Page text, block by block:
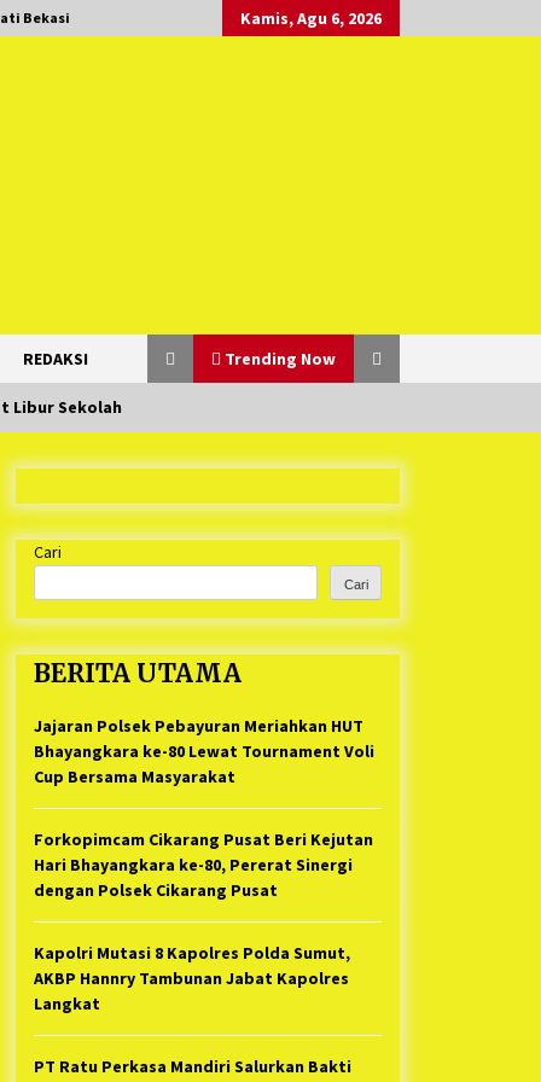
Bekasi Kamis, Agu 6, 2026
REDAKSI Trending Now
Tak Dapat Fasilitas yang Sesuai,
Para Peserta Retret Aparatur Desa
Sebelum Waktunya
1 tahun ago
Indonesia Gilang Bayu Nugraha,
S.H, Ucapkan Terimakasih Atas
Support Camat Kedungwaringin
Memberikan Logistik Ke Posko
1 tahun ago
Jelang Ramadhan, Kecamatan
Cikarang Pusat Gelar STQ ke-VII
1 tahun ago
Libur Sekolah
Cari
Cari
BERITA UTAMA
Jajaran Polsek Pebayuran Meriahkan HUT
Bhayangkara ke-80 Lewat Tournament Voli
Cup Bersama Masyarakat
Forkopimcam Cikarang Pusat Beri Kejutan
Hari Bhayangkara ke-80, Pererat Sinergi
dengan Polsek Cikarang Pusat
Kapolri Mutasi 8 Kapolres Polda Sumut,
AKBP Hannry Tambunan Jabat Kapolres
Langkat
PT Ratu Perkasa Mandiri Salurkan Bakti